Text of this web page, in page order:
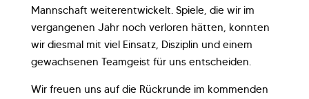
Mannschaft weiterentwickelt. Spiele, die wir im
vergangenen Jahr noch verloren hätten, konnten
wir diesmal mit viel Einsatz, Disziplin und einem
gewachsenen Teamgeist für uns entscheiden.
Wir freuen uns auf die Rückrunde im kommenden